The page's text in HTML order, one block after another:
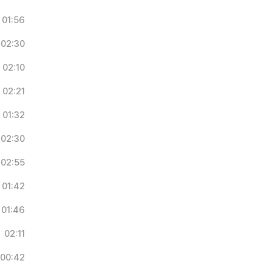
01:56
02:30
02:10
02:21
01:32
02:30
02:55
01:42
01:46
02:11
00:42